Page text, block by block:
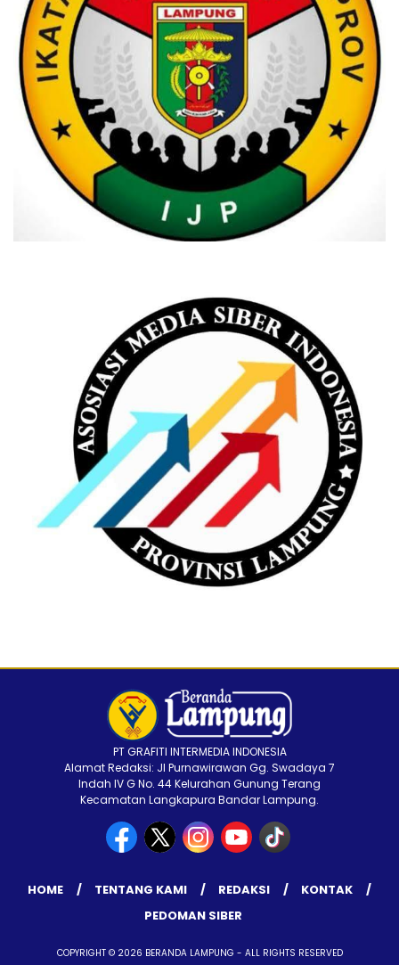
PT GRAFITI INTERMEDIA INDONESIA
Alamat Redaksi: Jl Purnawirawan Gg. Swadaya 7
Indah IV G No. 44 Kelurahan Gunung Terang
Kecamatan Langkapura Bandar Lampung.
HOME TENTANG KAMI REDAKSI
KONTAK
PEDOMAN SIBER
COPYRIGHT © 2026 BERANDA LAMPUNG - ALL RIGHTS RESERVED